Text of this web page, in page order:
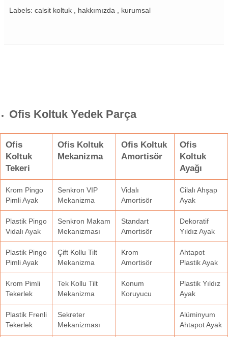
Labels: calsit koltuk , hakkımızda , kurumsal
Ofis Koltuk Yedek Parça
Ofis
Koltuk
Tekeri
Ofis Koltuk
Mekanizma
Ofis Koltuk
Amortisör
Ofis
Koltuk
Ayağı
Krom Pingo
Pimli Ayak
Senkron VIP
Mekanizma
Vidalı
Amortisör
Cilalı Ahşap
Ayak
Plastik Pingo
Vidalı Ayak
Senkron Makam
Mekanizması
Standart
Amortisör
Dekoratif
Yıldız Ayak
Plastik Pingo
Pimli Ayak
Çift Kollu Tilt
Mekanizma
Krom
Amortisör
Ahtapot
Plastik Ayak
Krom Pimli
Tekerlek
Tek Kollu Tilt
Mekanizma
Konum
Koruyucu
Plastik Yıldız
Ayak
Plastik Frenli
Tekerlek
Sekreter
Mekanizması
Alüminyum
Ahtapot Ayak